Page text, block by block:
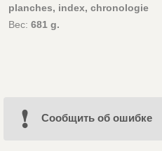
planches, index, chronologie
Вес: 681 g.
Cообщить об ошибке